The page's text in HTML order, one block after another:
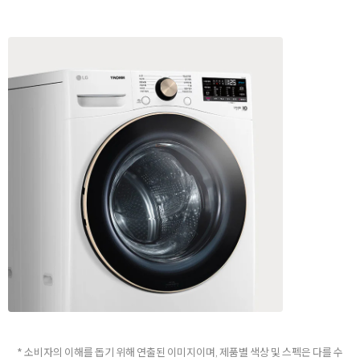
* 소비자의 이해를 돕기 위해 연출된 이미지이며, 제품별 색상 및 스펙은 다를 수